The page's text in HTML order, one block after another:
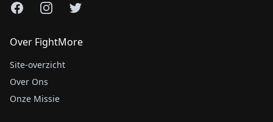
FacebookInstagram
X
Over FightMore
Site-overzicht
Over Ons
Onze Missie